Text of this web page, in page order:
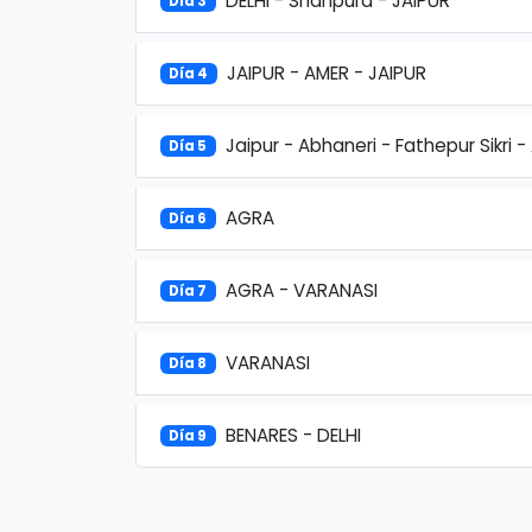
Día 4 JAIPUR - AMER - JAIPUR
Día 5 Jaipur - Abhaneri - Fathepur Sikri -
Día 6 AGRA
Día 7 AGRA - VARANASI
Día 8 VARANASI
Día 9 BENARES - DELHI